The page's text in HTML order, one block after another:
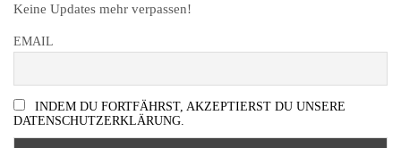
Keine Updates mehr verpassen!
EMAIL
INDEM DU FORTFÄHRST, AKZEPTIERST DU UNSERE
DATENSCHUTZERKLÄRUNG.